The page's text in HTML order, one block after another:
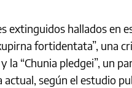
extinguidos hallados en
fortidentata”, una
la “Chunia pledgei”, un
actual, según el estudio